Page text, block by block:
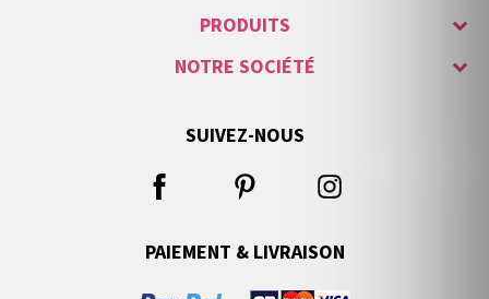
PRODUITS
NOTRE SOCIÉTÉ
SUIVEZ-NOUS
PAIEMENT & LIVRAISON